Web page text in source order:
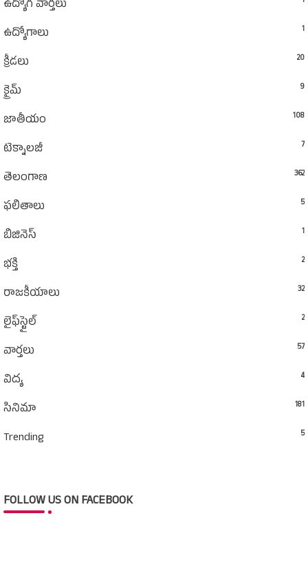
ఉద్యోగ వార్తలు
ఉద్యోగాలు 1
క్రీడలు 20
క్రైమ్ 9
జాతీయం 108
టెక్నాలజీ 7
తెలంగాణ 362
ఫలితాలు 5
బిజినెస్ 1
భక్తి 2
రాజకీయాలు 32
లైఫ్‌స్టైల్‌ 2
వార్తలు 57
విద్య 4
సినిమా 181
Trending 5
FOLLOW US ON FACEBOOK